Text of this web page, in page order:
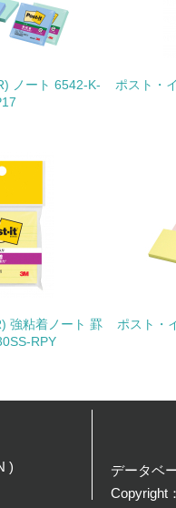
確認等）を行っている
、規定等を持っている
る方針、規定等を持っている
る方針、規定等を持っている
で、自社の環境情報を積極
等で、自社の社会的取り組
ノート 6542-K-
ポスト・
強粘着ノート 罫
RPY
ポスト・
)
データベ
Copyright